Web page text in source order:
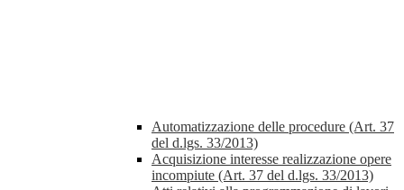
Automatizzazione delle procedure (Art. 37
del d.lgs. 33/2013)
Acquisizione interesse realizzazione opere
incompiute (Art. 37 del d.lgs. 33/2013)